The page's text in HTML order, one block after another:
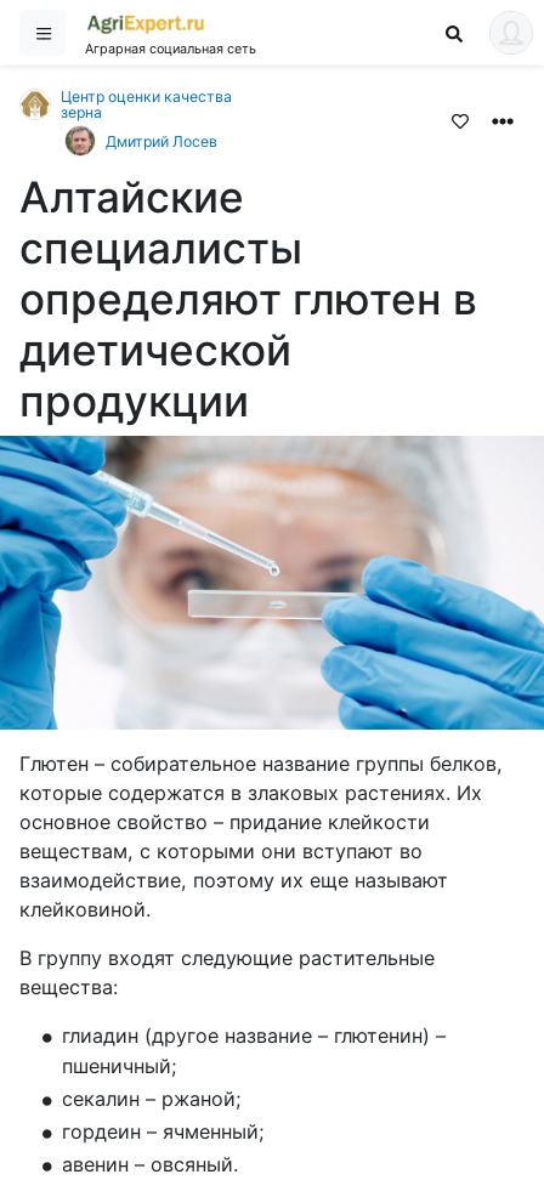
Аграрная социальная сеть
Центр оценки качества
зерна
Дмитрий Лосев
Алтайские
специалисты
определяют глютен в
диетической
продукции
Глютен – собирательное название группы белков,
которые содержатся в злаковых растениях. Их
основное свойство – придание клейкости
веществам, с которыми они вступают во
взаимодействие, поэтому их еще называют
клейковиной.
В группу входят следующие растительные
вещества:
глиадин (другое название – глютенин) –
пшеничный;
секалин – ржаной;
гордеин – ячменный;
авенин – овсяный.